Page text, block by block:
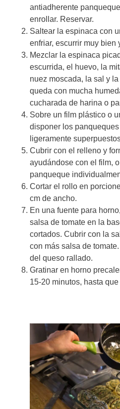
antiadherente
enrollar. Reservar.
Saltear la espinaca con
enfriar, escurrir muy bien
Mezclar la espinaca
escurrida, el huevo, la
nuez moscada, la sal y
queda con mucha
cucharada de harina o
Sobre un film plástico o
disponer los
ligeramente
Cubrir con el relleno y
ayudándose con el film,
panqueque
Cortar el rollo en
cm de ancho.
En una fuente para
salsa de tomate en la
cortados. Cubrir con la
con más salsa de
del queso rallado.
Gratinar en horno
15-20 minutos, hasta